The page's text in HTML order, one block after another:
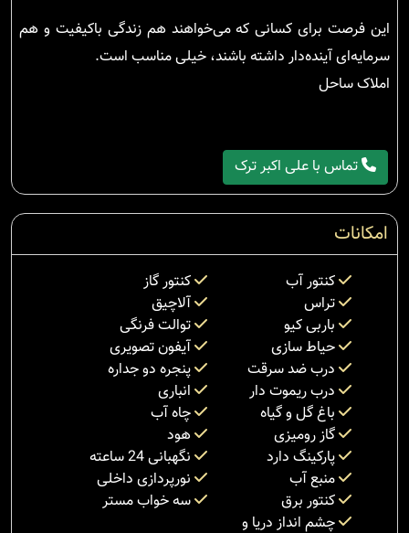
این فرصت برای کسانی که می‌خواهند هم زندگی باکیفیت و هم
سرمایه‌ای آینده‌دار داشته باشند، خیلی مناسب است.
املاک ساحل
تماس با علی اکبر ترک
امکانات
کنتور آب
کنتور گاز
تراس
آلاچیق
باربی کیو
توالت فرنگی
حیاط سازی
آیفون تصویری
درب ضد سرقت
پنجره دو جداره
درب ریموت دار
انباری
باغ گل و گیاه
چاه آب
گاز رومیزی
هود
پارکینگ دارد
نگهبانی 24 ساعته
منبع آب
نورپردازی داخلی
کنتور برق
سه خواب مستر
چشم انداز دریا و